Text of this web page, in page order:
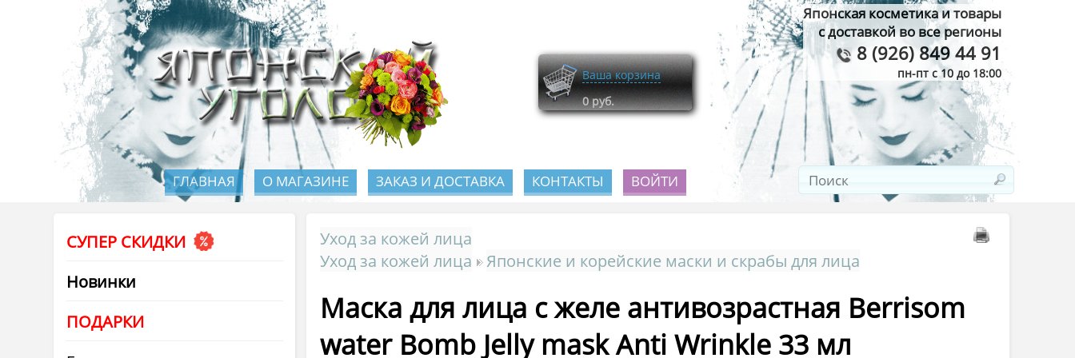
Японская косметика и товары
с доставкой во все регионы
8 (926) 849 44 91
пн-пт с 10 до 18:00
Ваша корзина
0 руб.
ГЛАВНАЯ О МАГАЗИНЕ ЗАКАЗ И ДОСТАВКА КОНТАКТЫ ВОЙТИ
СУПЕР СКИДКИ
Новинки
ПОДАРКИ
Уход за кожей лица
Уход за кожей лица
Японские и корейские маски и скрабы для лица
Маска для лица с желе антивозрастная Berrisom
water Bomb Jelly mask Anti Wrinkle 33 мл